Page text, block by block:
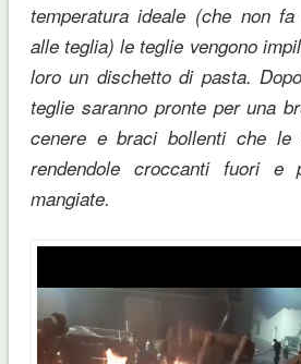
temperatura ideale (che non
alle teglia) le teglie vengono
loro un dischetto di pasta.
teglie saranno pronte per una
cenere e braci bollenti che le
rendendole croccanti fuori e
mangiate.